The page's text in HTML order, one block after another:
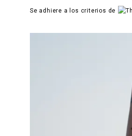
Se adhiere a los criterios de